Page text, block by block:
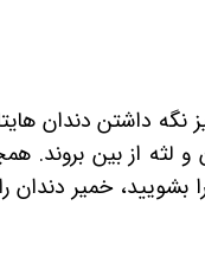
نگه داشتن دندان
از بین بروند.
خمیر دندان